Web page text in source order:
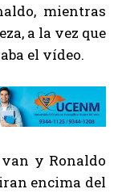
mientras
a la vez que
el vídeo.
van y Ronaldo
encima del